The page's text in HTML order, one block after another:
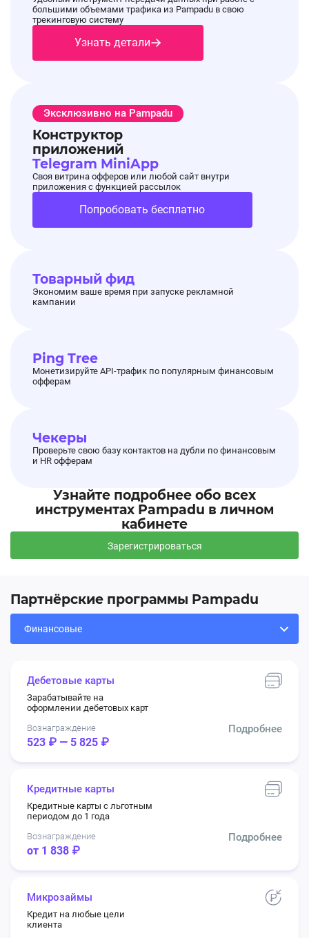
большими объемами трафика из Pampadu в свою
трекинговую систему
Узнать детали
Эксклюзивно на Pampadu
Конструктор
приложений
Telegram MiniApp
Своя витрина офферов или любой сайт внутри
приложения с функцией рассылок
Попробовать бесплатно
Товарный фид
Экономим ваше время при запуске рекламной
кампании
Ping Tree
Монетизируйте API-трафик по популярным финансовым
офферам
Чекеры
Проверьте свою базу контактов на дубли по финансовым
и HR офферам
Узнайте подробнее обо всех
инструментах Pampadu в личном
кабинете
Зарегистрироваться
Партнёрские программы Pampadu
Дебетовые карты
Зарабатывайте на
оформлении дебетовых карт
Вознаграждение
523 ₽ — 5 825 ₽
Подробнее
Кредитные карты
Кредитные карты с льготным
периодом до 1 года
Вознаграждение
от 1 838 ₽
Подробнее
Микрозаймы
Кредит на любые цели
клиента